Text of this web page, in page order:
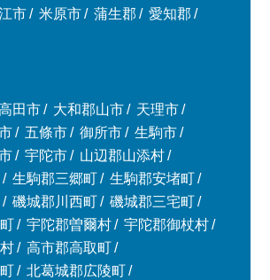
市 米原市 蒲生郡
愛知郡
田市 大和郡山市
天理市
五條市 御所市
生駒市
宇陀市
山辺郡山添村
生駒郡三郷町
生駒郡安堵町
磯城郡川西町
磯城郡三宅町
宇陀郡曽爾村
宇陀郡御杖村
高市郡高取町
北葛城郡広陵町